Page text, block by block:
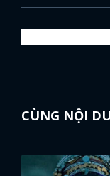
CÙNG NỘI